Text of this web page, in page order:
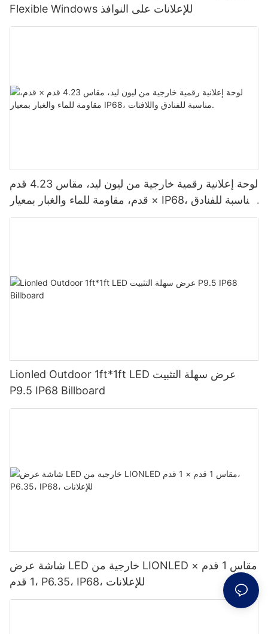
Flexible Windows للإعلانات على النوافذ
لوحة إعلانية رقمية خارجية من ليون ليد، مقاس 4.23 قدم
× قدم، مقاومة للماء والغبار بمعيار IP68، مناسبة للفنادق
واللافتات.
Lionled Outdoor 1ft*1ft LED عرض سهلة التثبيت
P9.5 IP68 Billboard
شاشة عرض LED خارجية من LIONLED مقاس 1 قدم ×
1 قدم، P6.35، IP68، للإعلانات